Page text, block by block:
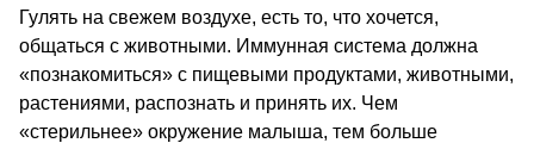
Гулять на свежем воздухе, есть то, что хочется,
общаться с животными. Иммунная система должна
«познакомиться» с пищевыми продуктами, животными,
растениями, распознать и принять их. Чем
«стерильнее» окружение малыша, тем больше